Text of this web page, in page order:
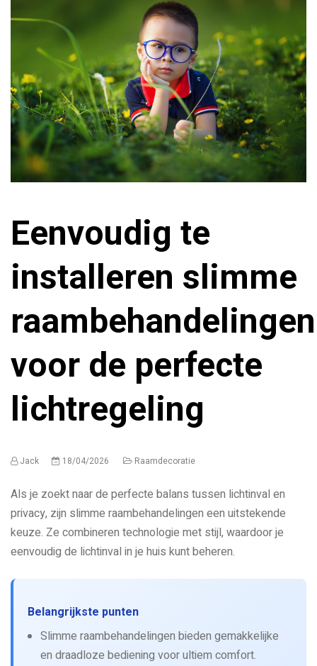
Eenvoudig te
installeren slimme
raambehandelingen
voor de perfecte
lichtregeling
Jack 18/04/2026 Raamdecoratie
Als je zoekt naar de perfecte balans tussen lichtinval en
privacy, zijn slimme raambehandelingen een uitstekende
keuze. Ze combineren technologie met stijl, waardoor je
eenvoudig de lichtinval in je huis kunt beheren.
Belangrijkste punten
Slimme raambehandelingen bieden gemakkelijke
en draadloze bediening voor ultiem comfort.